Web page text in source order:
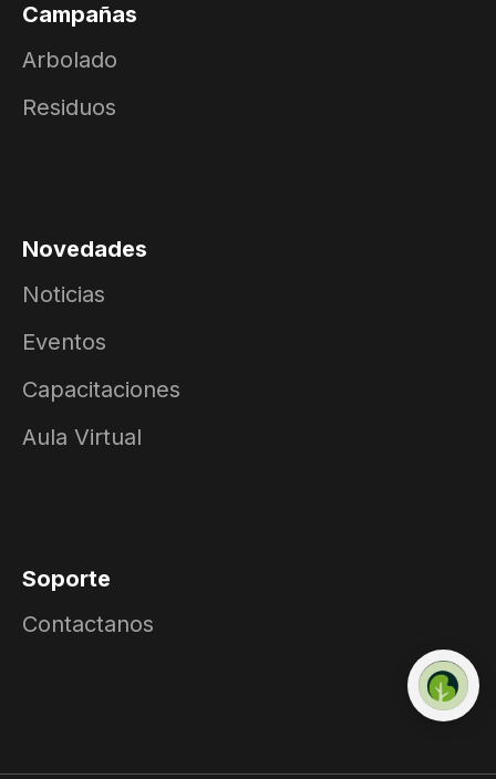
Campañas
Arbolado
Residuos
Novedades
Noticias
Eventos
Capacitaciones
Aula Virtual
Soporte
Contactanos